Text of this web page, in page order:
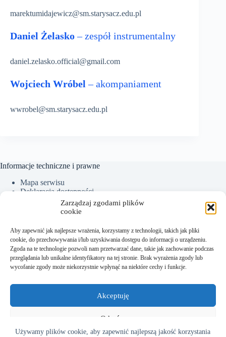
Zarządzaj zgodami plików
cookie
Aby zapewnić jak najlepsze wrażenia, korzystamy z technologii, takich jak pliki
cookie, do przechowywania i/lub uzyskiwania dostępu do informacji o urządzeniu.
Zgoda na te technologie pozwoli nam przetwarzać dane, takie jak zachowanie podczas
przeglądania lub unikalne identyfikatory na tej stronie. Brak wyrażenia zgody lub
wycofanie zgody może niekorzystnie wpłynąć na niektóre cechy i funkcje.
Akceptuję
Odmów
Używamy plików cookie, aby zapewnić najlepszą jakość korzystania
marektumidajewicz@sm.starysacz.edu.pl
Daniel Żelasko– zespół instrumentalny
daniel.zelasko.official@gmail.com
Wojciech Wróbel – akompaniament
wwrobel@sm.starysacz.edu.pl
Informacje techniczne i prawne
Mapa serwisu
Deklaracja dostępności
Ochrona Danych Osobowych
Polityka plików cookies (EU)
Kontakt:
Sekretariat tel.: +48 18 300 01 93
Dyrektor tel. kom.: +48 782 538 840
Szkoła Muzyczna I stopnia w Starym Sączu